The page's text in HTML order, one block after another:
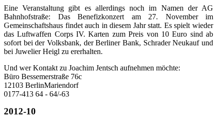
Eine Veranstaltung gibt es allerdings noch im Namen der AG
Bahnhofstraße: Das Benefizkonzert am 27. November im
Gemeinschaftshaus findet auch in diesem Jahr statt. Es spielt wieder
das Luftwaffen Corps IV. Karten zum Preis von 10 Euro sind ab
sofort bei der Volksbank, der Berliner Bank, Schrader Neukauf und
bei Juwelier Heigl zu ererhalten.
Und wer Kontakt zu Joachim Jentsch aufnehmen möchte:
Büro Bessemerstraße 76c
12103 BerlinMariendorf
0177-413 64 - 64/-63
2012-10